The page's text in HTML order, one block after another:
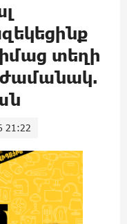
տեղի
ժամանակ.
21:22